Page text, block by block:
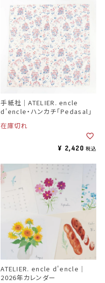
手紙社｜ATELIER. encle
d'encle・ハンカチ「Pedasal」
在庫切れ
¥ 2,420 税込
ATELIER. encle d'encle｜
2026年カレンダー